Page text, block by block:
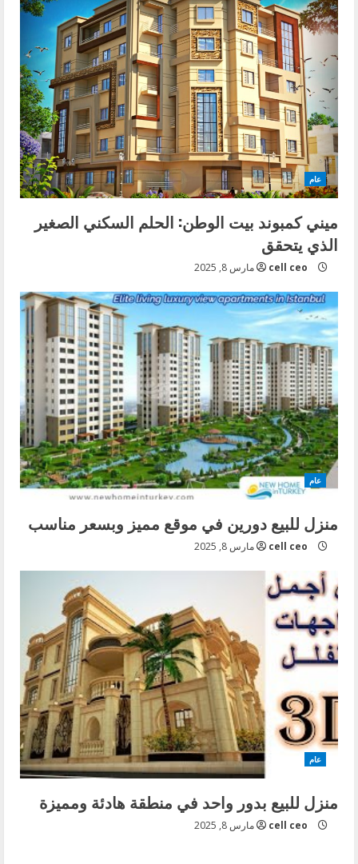
u
e
R
e
a
d
n
عام
ميني كمبوند بيت الوطن: الحلم السكني الصغير
الذي يتحقق
cell ceo مارس 8, 2025
عام
منزل للبيع دورين في موقع مميز وبسعر مناسب
cell ceo مارس 8, 2025
عام
منزل للبيع بدور واحد في منطقة هادئة ومميزة
cell ceo مارس 8, 2025